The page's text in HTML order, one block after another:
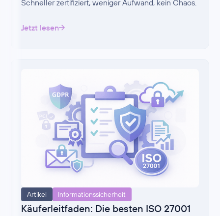
Schneller zertifiziert, weniger Aufwand, kein Chaos.
Jetzt lesen
Artikel Informationssicherheit
Käuferleitfaden: Die besten ISO 27001